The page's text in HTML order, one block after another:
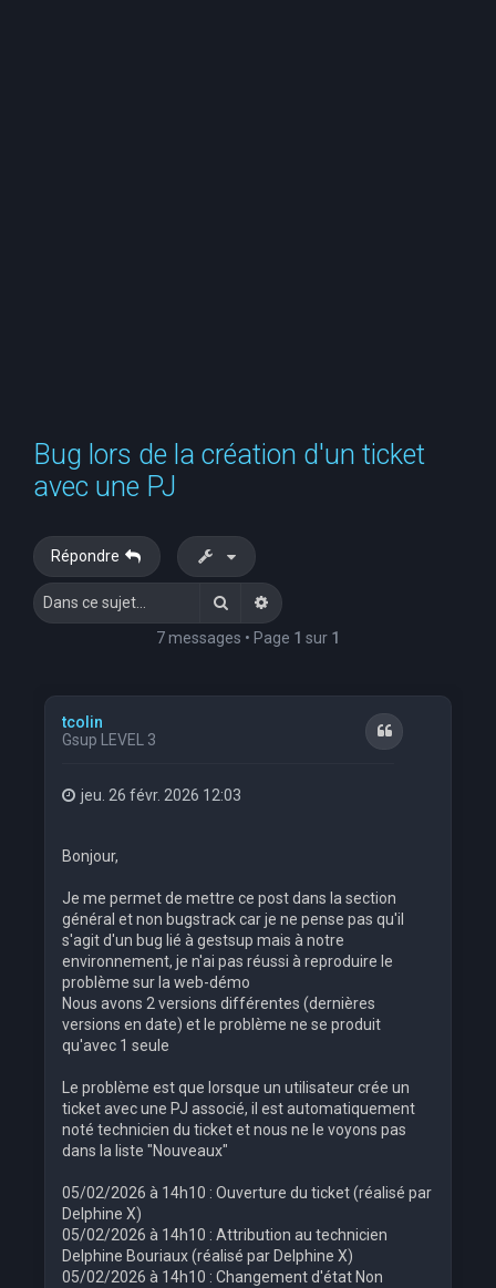
Bug lors de la création d'un ticket
avec une PJ
Répondre
RechercherRecherche avancée
7 messages • Page 1 sur 1
tcolin
Gsup LEVEL 3
Citation
jeu. 26 févr. 2026 12:03
Bonjour,
Je me permet de mettre ce post dans la section
général et non bugstrack car je ne pense pas qu'il
s'agit d'un bug lié à gestsup mais à notre
environnement, je n'ai pas réussi à reproduire le
problème sur la web-démo
Nous avons 2 versions différentes (dernières
versions en date) et le problème ne se produit
qu'avec 1 seule
Le problème est que lorsque un utilisateur crée un
ticket avec une PJ associé, il est automatiquement
noté technicien du ticket et nous ne le voyons pas
dans la liste "Nouveaux"
05/02/2026 à 14h10 : Ouverture du ticket (réalisé par
Delphine X)
05/02/2026 à 14h10 : Attribution au technicien
Delphine Bouriaux (réalisé par Delphine X)
05/02/2026 à 14h10 : Changement d'état Non